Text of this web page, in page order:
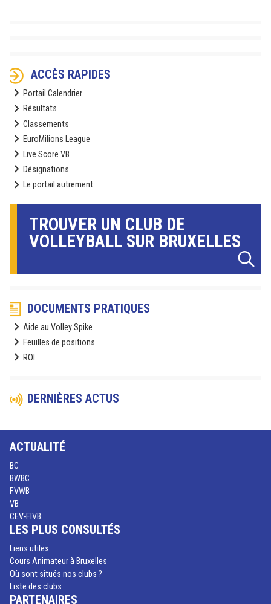
ACCÈS RAPIDES
Portail Calendrier
Résultats
Classements
EuroMilions League
Live Score VB
Désignations
Le portail autrement
TROUVER UN CLUB DE
VOLLEYBALL SUR BRUXELLES
DOCUMENTS PRATIQUES
Aide au Volley Spike
Feuilles de positions
ROI
DERNIÈRES ACTUS
ACTUALITÉ
BC
BWBC
FVWB
VB
CEV-FIVB
LES PLUS CONSULTÉS
Liens utiles
Cours Animateur à Bruxelles
Où sont situés nos clubs ?
Liste des clubs
PARTENAIRES